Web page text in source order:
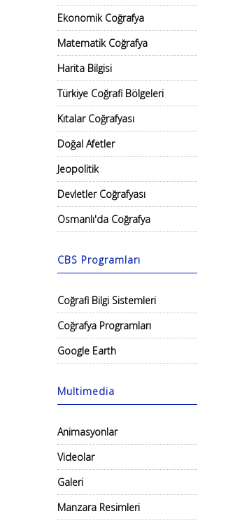
Ekonomik Coğrafya
Matematik Coğrafya
Harita Bilgisi
Türkiye Coğrafi Bölgeleri
Kıtalar Coğrafyası
Doğal Afetler
Jeopolitik
Devletler Coğrafyası
Osmanlı'da Coğrafya
CBS Programları
Coğrafi Bilgi Sistemleri
Coğrafya Programları
Google Earth
Multimedia
Animasyonlar
Videolar
Galeri
Manzara Resimleri